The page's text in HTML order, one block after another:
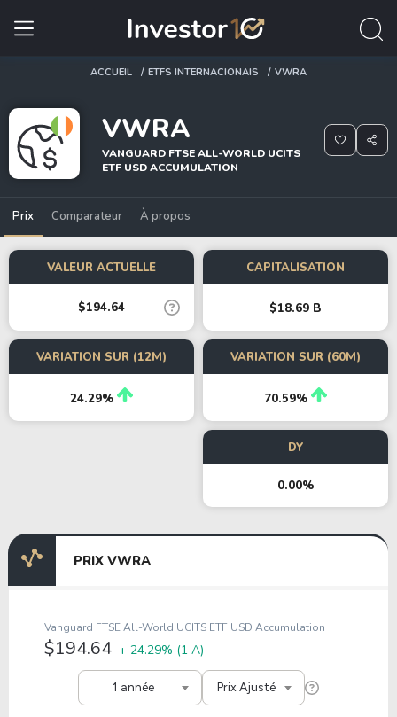
ACCUEIL ETFS INTERNACIONAIS VWRA
VWRA
VANGUARD FTSE ALL-WORLD UCITS
ETF USD ACCUMULATION
Prix Comparateur À propos
VALEUR ACTUELLE
$194.64
CAPITALISATION
$18.69 B
VARIATION SUR (12M)
24.29%
VARIATION SUR (60M)
70.59%
DY
0.00%
PRIX VWRA
1 année
Vanguard FTSE All-World UCITS ETF USD Accumulation
$194.64 + 24.29% (1 A)
Prix Ajusté